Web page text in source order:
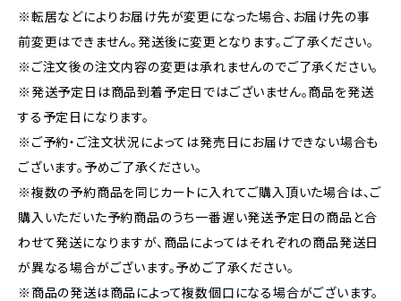
※転居などによりお届け先が変更になった場合、お届け先の事
前変更はできません。発送後に変更となります。ご了承ください。
※ご注文後の注文内容の変更は承れませんのでご了承ください。
※発送予定日は商品到着予定日ではございません。商品を発送
する予定日になります。
※ご予約・ご注文状況によっては発売日にお届けできない場合も
ございます。予めご了承ください。
※複数の予約商品を同じカートに入れてご購入頂いた場合は、ご
購入いただいた予約商品のうち一番遅い発送予定日の商品と合
わせて発送になりますが、商品によってはそれぞれの商品発送日
が異なる場合がございます。予めご了承ください。
※商品の発送は商品によって複数個口になる場合がございます。